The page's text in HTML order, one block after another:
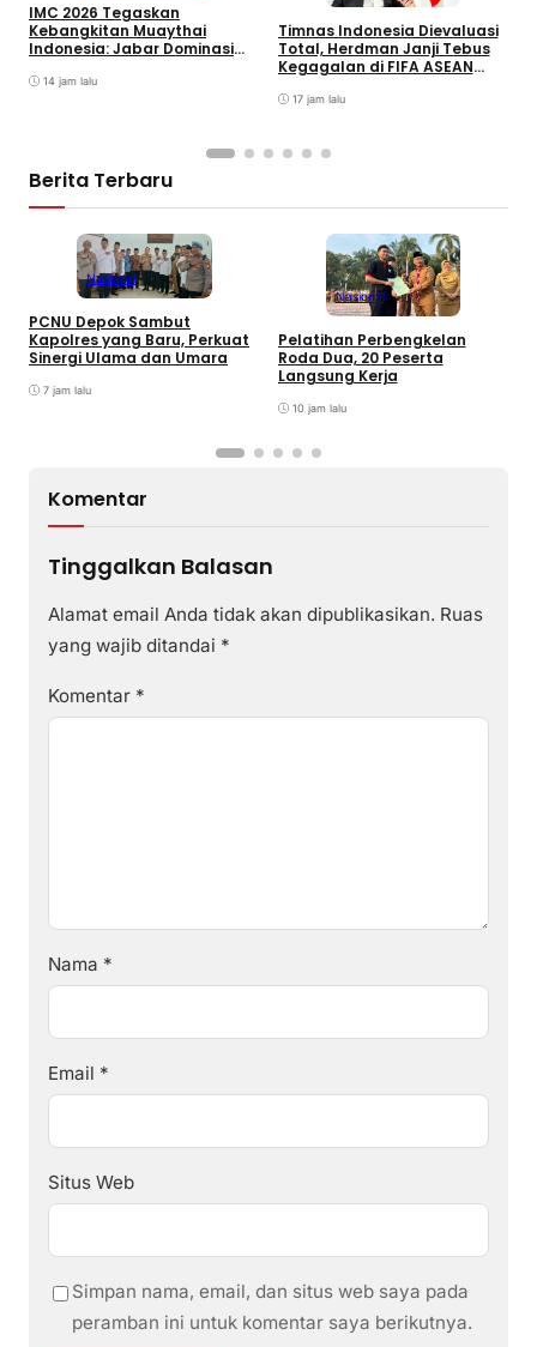
IMC 2026 Tegaskan
Kebangkitan Muaythai
Indonesia: Jabar Dominasi
14 jam lalu
Timnas Indonesia Dievaluasi
Total, Herdman Janji Tebus
Kegagalan di FIFA ASEAN
17 jam lalu
Berita Terbaru
Nasional
PCNU Depok Sambut
Kapolres yang Baru, Perkuat
Sinergi Ulama dan Umara
7 jam lalu
Nasional
Pelatihan Perbengkelan
Roda Dua, 20 Peserta
Langsung Kerja
10 jam lalu
Komentar
Tinggalkan Balasan
Alamat email Anda tidak akan dipublikasikan. Ruas
yang wajib ditandai *
Komentar *
Nama *
Email *
Situs Web
Simpan nama, email, dan situs web saya pada
peramban ini untuk komentar saya berikutnya.